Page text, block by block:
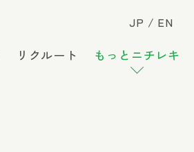
JP EN
リクルート もっとニチレキ